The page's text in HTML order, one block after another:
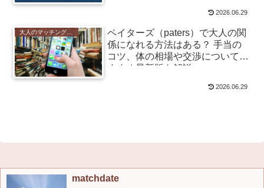
2026.06.29
大人のマッチングアプリ
ペイターズ（paters）で大人の関
係になれる方法はある？ 手当の
コツ、体の相場や交渉についてお
すすめ最新版を解説
2026.06.29
matchdate